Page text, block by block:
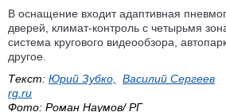
В оснащение входит адаптивная
дверей, климат-контроль с четырьмя
система кругового видеообзора,
другое.
Текст: Юрий Зубко,
Василий Сергеев
rg.ru
Фото: Роман Наумов/ РГ